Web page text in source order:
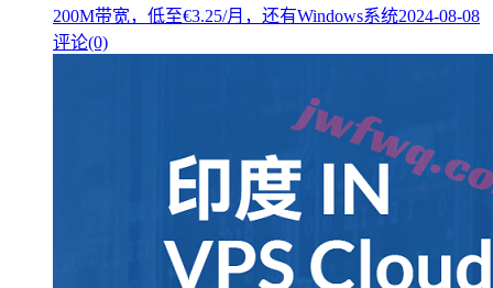
200M带宽，低至€3.25/月，还有Windows系统2024-08-08
评论(0)